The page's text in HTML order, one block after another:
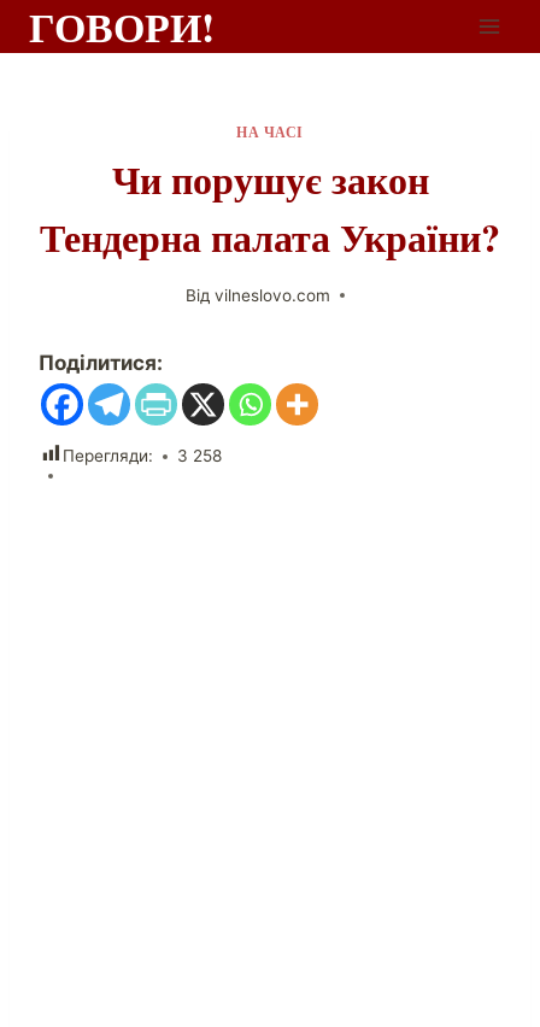
ГОВОРИ!
НА ЧАСІ
Чи порушує закон
Тендерна палата України?
Від vilneslovo.com
Поділитися:
Перегляди: 3 258